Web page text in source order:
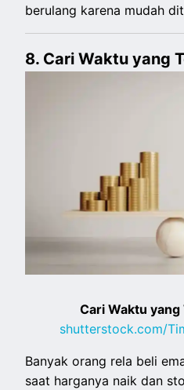
berulang karena mudah
8. Cari Waktu yang
Cari Waktu yang
shutterstock.com/
Banyak orang rela beli
saat harganya naik dan